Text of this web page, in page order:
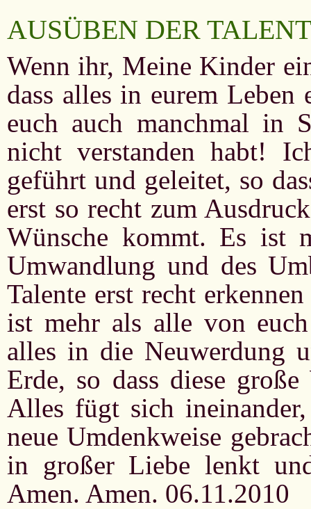
AUSÜBEN DER
Wenn ihr, Meine Kinder
dass alles in eurem
euch auch manchmal in
nicht verstanden habt!
geführt und geleitet, so
erst so recht zum
Wünsche kommt. Es ist
Umwandlung und des
Talente erst recht
ist mehr als alle von
alles in die Neuwerdung
Erde, so dass diese
Alles fügt sich
neue Umdenkweise
in großer Liebe lenkt
Amen. Amen. 06.11.2010